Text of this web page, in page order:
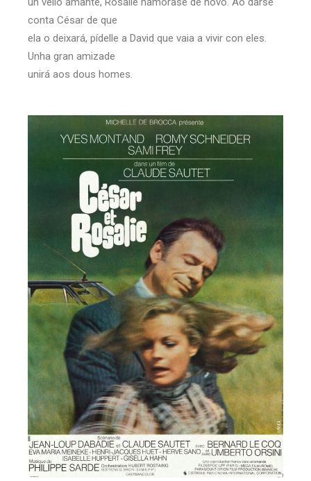
conta César de que
ela o deixará, pídelle a David que vaia a vivir con eles.
Unha gran amizade
unirá aos dous homes.